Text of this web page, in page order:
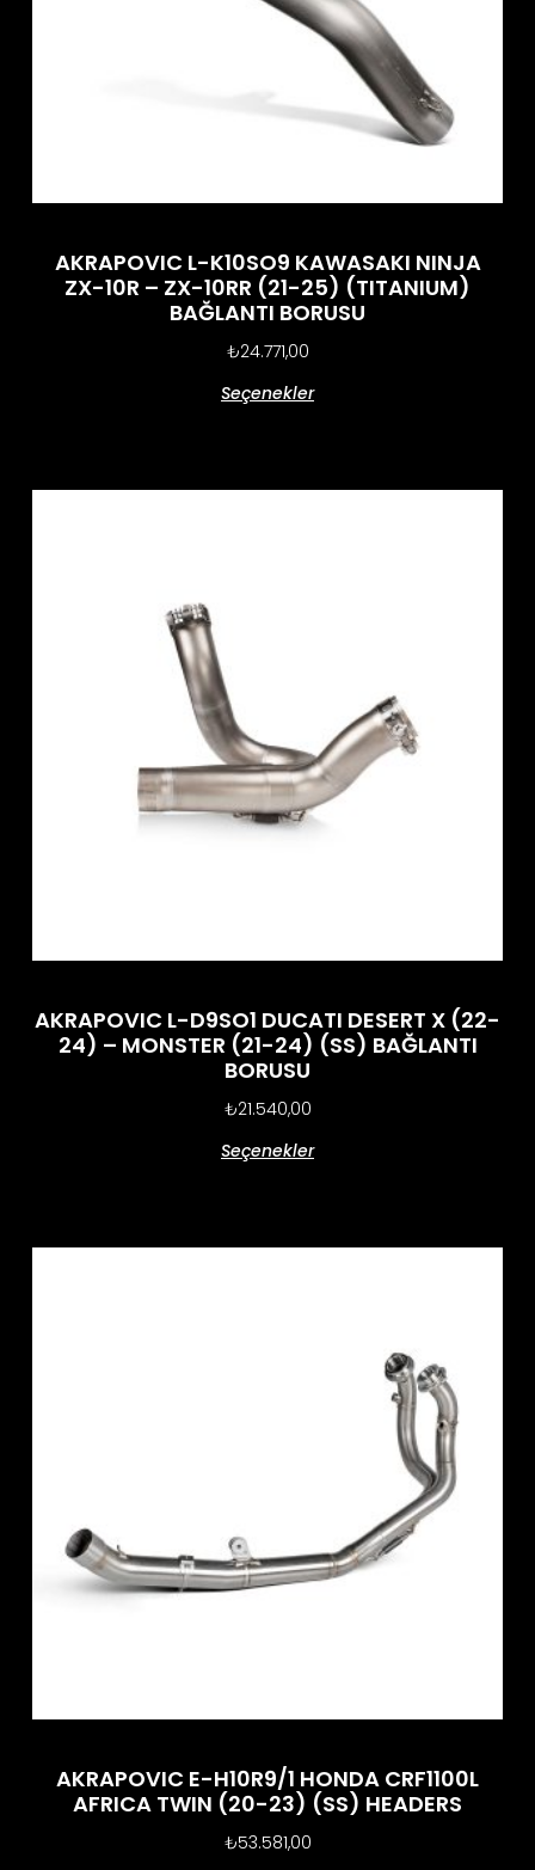
AKRAPOVIC L-K10SO9 KAWASAKI NINJA
ZX-10R – ZX-10RR (21-25) (TITANIUM)
BAĞLANTI BORUSU
₺24.771,00
Seçenekler
AKRAPOVIC L-D9SO1 DUCATI DESERT X (22-
24) – MONSTER (21-24) (SS) BAĞLANTI
BORUSU
₺21.540,00
Seçenekler
AKRAPOVIC E-H10R9/1 HONDA CRF1100L
AFRICA TWIN (20-23) (SS) HEADERS
₺53.581,00